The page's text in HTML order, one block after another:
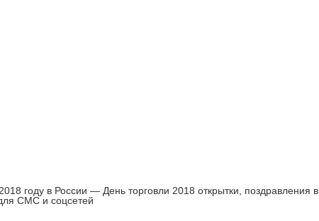
году в России — День торговли 2018 открытки, поздравления в
СМС и соцсетей